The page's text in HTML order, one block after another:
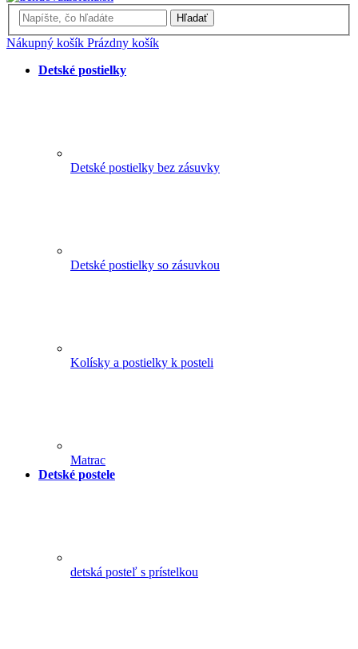
Hľadať
Nákupný košík Prázdny košík
Detské postielky
Detské postielky bez zásuvky
Detské postielky so zásuvkou
Kolísky a postielky k posteli
Matrac
Detské postele
detská posteľ s prístelkou